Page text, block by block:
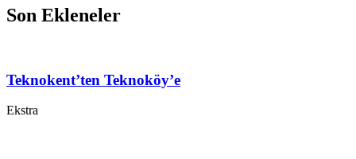
Son Ekleneler
Teknokent’ten Teknoköy’e
Ekstra